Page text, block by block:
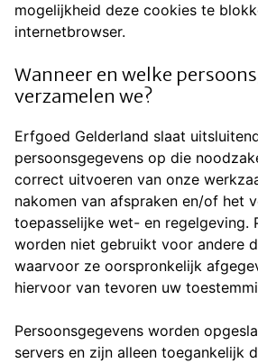
mogelijkheid deze cookies te
internetbrowser.
Wanneer en welke
verzamelen we?
Erfgoed Gelderland slaat
persoonsgegevens op die
correct uitvoeren van onze
nakomen van afspraken en/of het
toepasselijke wet- en regelgeving.
worden niet gebruikt voor andere
waarvoor ze oorspronkelijk
hiervoor van tevoren uw
Persoonsgegevens worden
servers en zijn alleen toegankelijk